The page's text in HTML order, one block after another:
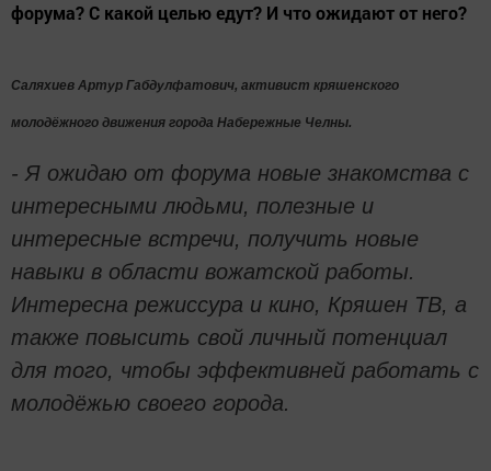
форума? С какой целью едут? И что ожидают от него?
Саляхиев Артур Габдулфатович, активист кряшенского
молодёжного движения города Набережные Челны.
- Я ожидаю от форума новые знакомства с
интересными людьми, полезные и
интересные встречи, получить новые
навыки в области вожатской работы.
Интересна режиссура и кино, Кряшен ТВ, а
также повысить свой личный потенциал
для того, чтобы эффективней работать с
молодёжью своего города.